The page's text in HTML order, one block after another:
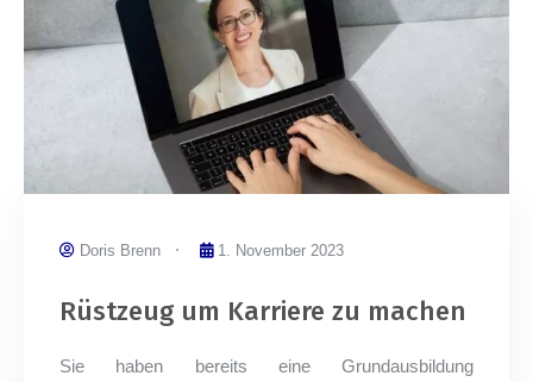
Doris Brenn 1. November 2023
Rüstzeug um Karriere zu machen
Sie haben bereits eine Grundausbildung